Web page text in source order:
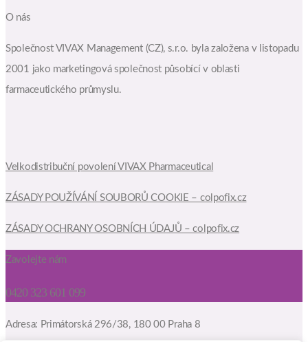
O nás
Společnost VIVAX Management (CZ), s.r.o. byla založena v listopadu
2001 jako marketingová společnost působící v oblasti
farmaceutického průmyslu.
Velkodistribuční povolení VIVAX Pharmaceutical
ZÁSADY POUŽÍVÁNÍ SOUBORŮ COOKIE – colpofix.cz
ZÁSADY OCHRANY OSOBNÍCH ÚDAJŮ – colpofix.cz
Zavolejte nám
0420 323 601 099
Adresa: Primátorská 296/38, 180 00 Praha 8